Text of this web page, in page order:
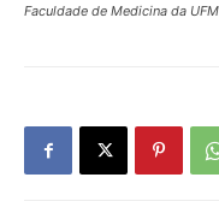
Faculdade de Medicina da